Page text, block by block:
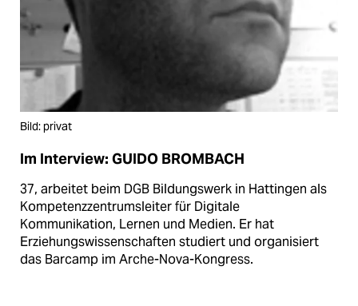
Bild: privat
Im Interview: GUIDO BROMBACH
37, arbeitet beim DGB Bildungswerk in Hattingen als
Kompetenzzentrumsleiter für Digitale
Kommunikation, Lernen und Medien. Er hat
Erziehungswissenschaften studiert und organisiert
das Barcamp im Arche-Nova-Kongress.